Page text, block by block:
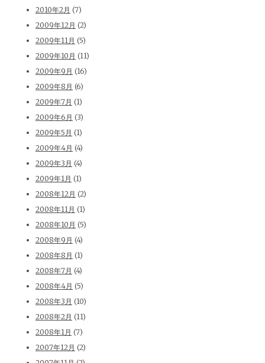
2010年2月 (7)
2009年12月 (2)
2009年11月 (5)
2009年10月 (11)
2009年9月 (16)
2009年8月 (6)
2009年7月 (1)
2009年6月 (3)
2009年5月 (1)
2009年4月 (4)
2009年3月 (4)
2009年1月 (1)
2008年12月 (2)
2008年11月 (1)
2008年10月 (5)
2008年9月 (4)
2008年8月 (1)
2008年7月 (4)
2008年4月 (5)
2008年3月 (10)
2008年2月 (11)
2008年1月 (7)
2007年12月 (2)